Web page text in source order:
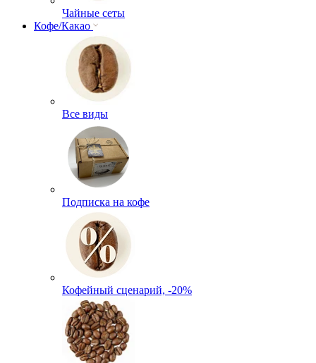
Чайные сеты
Кофе/Какао
Все виды
Подписка на кофе
Кофейный сценарий, -20%